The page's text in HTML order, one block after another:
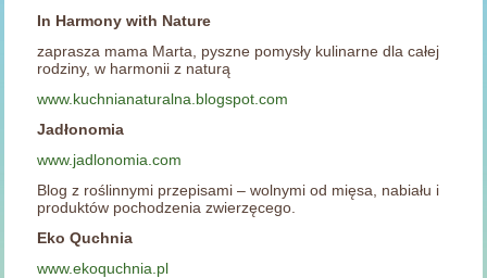
In Harmony with Nature
zaprasza mama Marta, pyszne pomysły kulinarne dla całej
rodziny, w harmonii z naturą
www.kuchnianaturalna.blogspot.com
Jadłonomia
www.jadlonomia.com
Blog z roślinnymi przepisami – wolnymi od mięsa, nabiału i
produktów pochodzenia zwierzęcego.
Eko Quchnia
www.ekoquchnia.pl